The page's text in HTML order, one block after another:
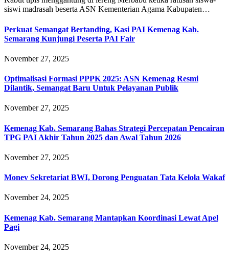
siswi madrasah beserta ASN Kementerian Agama Kabupaten…
Perkuat Semangat Bertanding, Kasi PAI Kemenag Kab.
Semarang Kunjungi Peserta PAI Fair
November 27, 2025
Optimalisasi Formasi PPPK 2025: ASN Kemenag Resmi
Dilantik, Semangat Baru Untuk Pelayanan Publik
November 27, 2025
Kemenag Kab. Semarang Bahas Strategi Percepatan Pencairan
TPG PAI Akhir Tahun 2025 dan Awal Tahun 2026
November 27, 2025
Monev Sekretariat BWI, Dorong Penguatan Tata Kelola Wakaf
November 24, 2025
Kemenag Kab. Semarang Mantapkan Koordinasi Lewat Apel
Pagi
November 24, 2025